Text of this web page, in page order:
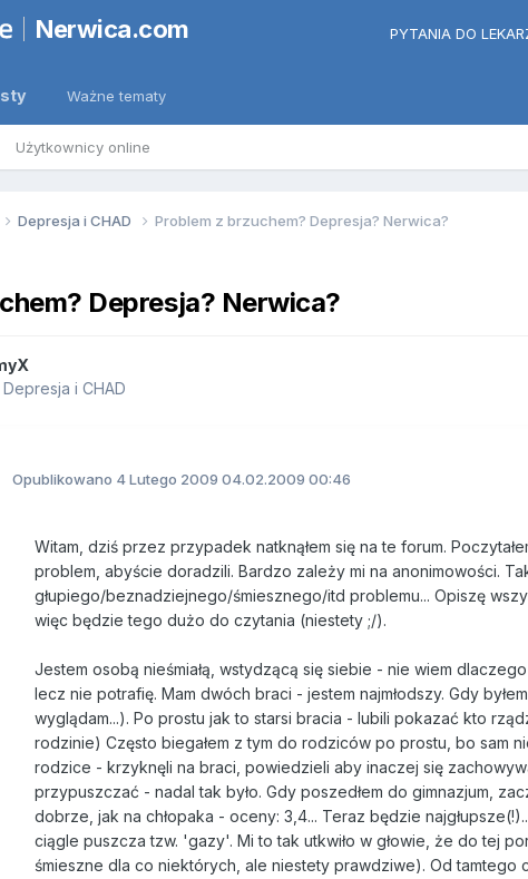
Nerwica.com PYTANIA DO
Użytkownicy online
Ważne tematy
Depresja i CHAD Problem z brzuchem? Depresja? Nerwica?
Depresja? Nerwica?
Depresja i CHAD
Opublikowano 4 Lutego 2009 04.02.2009 00:46
Witam, dziś przez przypadek natknąłem się na te forum.
problem, abyście doradzili. Bardzo zależy mi na anonimowości.
głupiego/beznadziejnego/śmiesznego/itd problemu... Opiszę
więc będzie tego dużo do czytania (niestety ;/).
Jestem osobą nieśmiałą, wstydzącą się siebie - nie wiem
lecz nie potrafię. Mam dwóch braci - jestem najmłodszy. Gdy
wyglądam...). Po prostu jak to starsi bracia - lubili pokazać kto
rodzinie) Często biegałem z tym do rodziców po prostu, bo sam
rodzice - krzyknęli na braci, powiedzieli aby inaczej się
przypuszczać - nadal tak było. Gdy poszedłem do gimnazjum,
dobrze, jak na chłopaka - oceny: 3,4... Teraz będzie
ciągle puszcza tzw. 'gazy'. Mi to tak utkwiło w głowie, że do tej
śmieszne dla co niektórych, ale niestety prawdziwe). Od tamtego